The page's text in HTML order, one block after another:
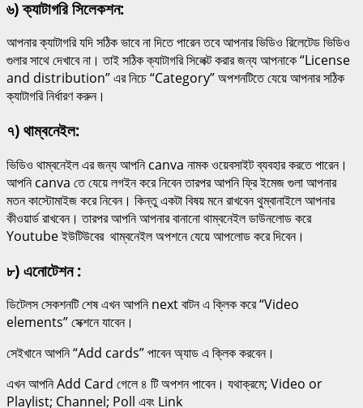
৬) ক্যাটাগরি সিলেকশন:
আপনার ক্যাটাগরি যদি সঠিক ভাবে না দিতে পারেন তবে আপনার ভিডিও রিলেটেড ভিডিও
গুলার সাথে দেখাবে না। তাই সঠিক ক্যাটাগরি সিলেক্ট করার জন্য আপনাকে “License
and distribution” এর নিচে “Category” অপশনটিতে যেয়ে আপনার সঠিক
ক্যাটাগরি নির্ধারণ করুন।
৭) থাম্বনেইল:
ভিডিও থাম্বনেইল এর জন্য আপনি canva নামক ওয়েবসাইট ব্যবহার করতে পারেন।
আপনি canva তে যেয়ে লগইন করে নিবেন তারপর আপনি ফ্রি ইমেজ গুলা আপনার
মতন কাস্টোমাইজ করে নিবেন। কিন্তু একটা বিষয় মনে রাখবেন থুম্বানাইলে আপনার
কীওয়ার্ড রাখবেন। তারপর আপনি আপনার বানানো থাম্বনেইল ডাউনলোড করে
Youtube ইউটিউবের থাম্বনেইল অপশনে যেয়ে আপলোড করে দিবেন।
৮) এনোটেশন :
ডিটেলস সেকশনটি শেষ এখন আপনি next বাটন এ ক্লিক করে “Video
elements” সেক্শনে যাবেন।
সেইখানে আপনি “Add cards” পাবেন অ্যাড এ ক্লিক করবেন।
এখন আপনি Add Card গেলে ৪ টি অপশন পাবেন। যথাক্রমে; Video or
Playlist; Channel; Poll এবং Link